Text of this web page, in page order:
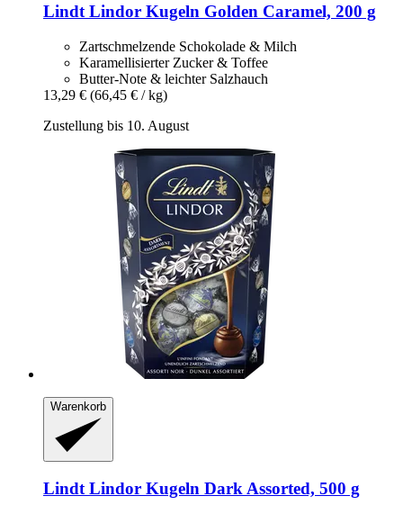
Lindt Lindor Kugeln Golden Caramel, 200 g
Zartschmelzende Schokolade & Milch
Karamellisierter Zucker & Toffee
Butter-Note & leichter Salzhauch
13,29 € (66,45 € / kg)
Zustellung bis 10. August
Warenkorb
Lindt Lindor Kugeln Dark Assorted, 500 g